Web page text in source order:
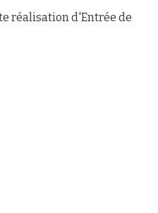
réalisation d'Entrée de